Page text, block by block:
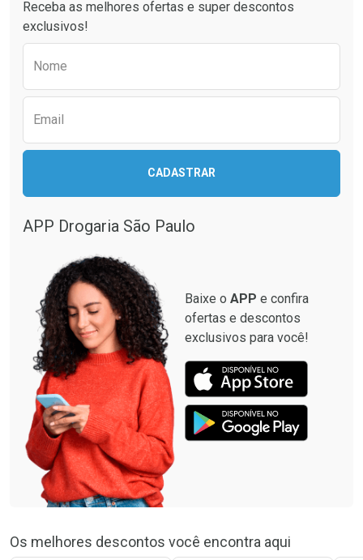
Comprar sem Desconto
Comprar sem Desconto
Comprar sem Desconto
Comprar sem Desconto
Receba as melhores ofertas e super descontos
exclusivos!
Nome
Email
CADASTRAR
APP Drogaria São Paulo
Baixe o APP e confira
ofertas e descontos
exclusivos para você!
Os melhores descontos você encontra aqui